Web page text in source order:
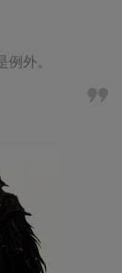
外。